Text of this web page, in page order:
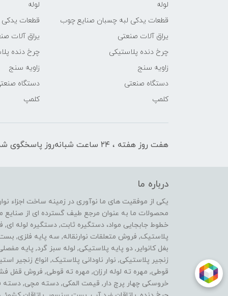
لوله
قطعات یدکی لبه چسبان صنایع چوب
یراق آلات صنعتی
چرخ دنده پلاستیکی
زاویه سنج
دستگاه صنعتی
کلمپ
لوله
قطعات
یراق آلات
چرخ دنده
زاویه سنج
دستگاه
کلمپ
هفت روز هفته ، ۲۴ ساعت شبانه‌روز پاسخگوی شما هستیم
درباره ما
محصولات ما به عنوان مرجع طیف گسترده ای از صنایع
خطوط جابجایی مواد، دستگیره ثابت, دستگیره لوله
پلاستیک, فروش متعلقات نوارنقاله, سه پایه
بغل کانوایر, دو پایه پلاستیکی, لوله سبز گرد, پایه
زنجیر پلاستیکی, نوار ناودانی پلاستیک, انواع
قوطی, مهره ته لوله ارزان, مهره ته قوطی, فروش قفل
خروسکی چهار پرچ دار, قیمت المکی, دسته مچی, دسته